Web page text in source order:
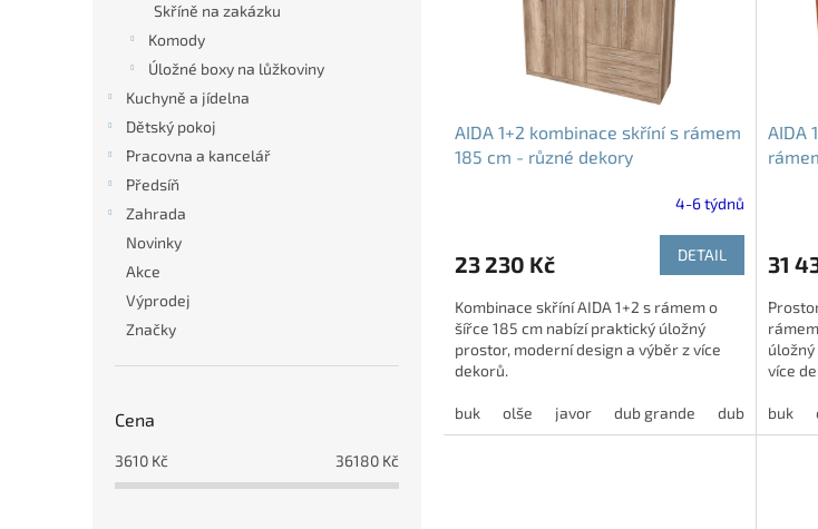
Skříně na zakázku
Komody
Úložné boxy na lůžkoviny
Kuchyně a jídelna
Dětský pokoj
Pracovna a kancelář
Předsíň
Zahrada
Novinky
Akce
Výprodej
Značky
Cena
3610 Kč 36180 Kč
AIDA 1+2 kombinace skříní s rámem
185 cm - různé dekory
4-6 týdnů
23 230 Kč DETAIL
Kombinace skříní AIDA 1+2 s rámem o
šířce 185 cm nabízí praktický úložný
prostor, moderní design a výběr z více
dekorů.
buk olše javor dub grande dub harmony
AIDA
31
více
buk